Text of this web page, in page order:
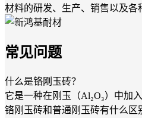
材料的研发、生产、销售以及各
常见问题
什么是铬刚玉砖？
它是一种在刚玉（Al₂O₃）中加
铬刚玉砖和普通刚玉砖有什么区